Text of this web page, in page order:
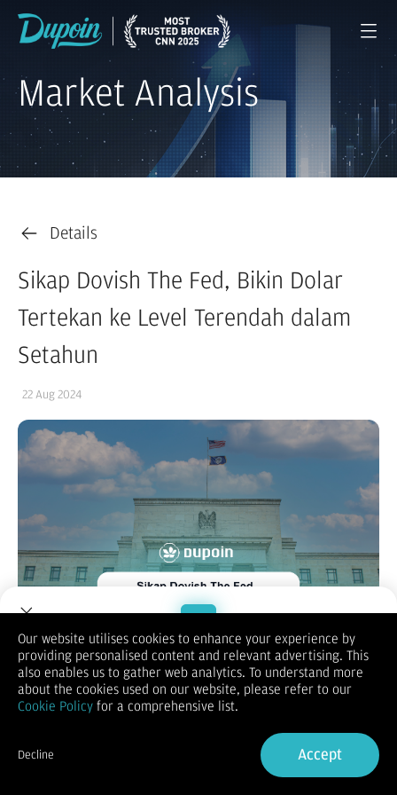
Market Analysis
Details
Sikap Dovish The Fed, Bikin Dolar
Tertekan ke Level Terendah dalam
Setahun
22 Aug 2024
Pada hari Kamis (22/8), dolar AS diperdagangkan mendekati
level terendahnya dalam lebih dari satu tahun, dipengaruhi
oleh sikap dovish Federal Reserve serta tanda-tanda
ekspektasi pasar terhadap kemungkinan pemotongan suku
bunga dalam waktu dekat.
Penurunan dolar ini terjadi seiring dengan merosotnya imbal
Welcome to Dupoin.
Trade with a Trusted Broker
Sign in
Our website utilises cookies to enhance your experience by
providing personalised content and relevant advertising. This
also enables us to gather web analytics. To understand more
about the cookies used on our website, please refer to our
Cookie Policy for a comprehensive list.
Decline Accept